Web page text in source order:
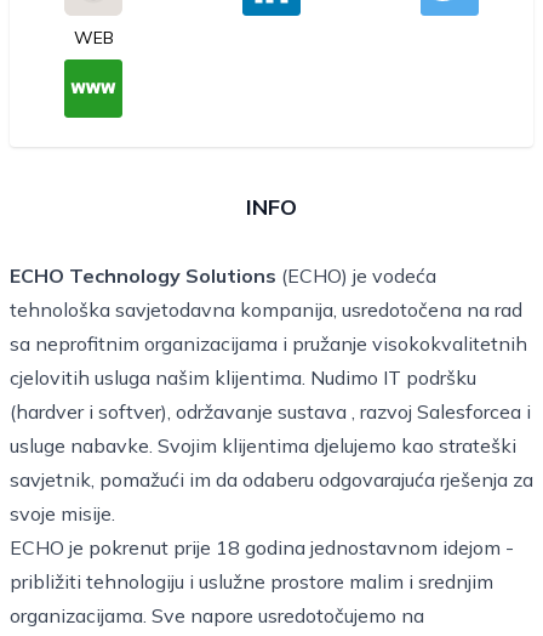
WEB
INFO
ECHO Technology Solutions (ECHO) je vodeća
tehnološka savjetodavna kompanija, usredotočena na rad
sa neprofitnim organizacijama i pružanje visokokvalitetnih
cjelovitih usluga našim klijentima. Nudimo IT podršku
(hardver i softver), održavanje sustava , razvoj Salesforcea i
usluge nabavke. Svojim klijentima djelujemo kao strateški
savjetnik, pomažući im da odaberu odgovarajuća rješenja za
svoje misije.
ECHO je pokrenut prije 18 godina jednostavnom idejom -
približiti tehnologiju i uslužne prostore malim i srednjim
organizacijama. Sve napore usredotočujemo na